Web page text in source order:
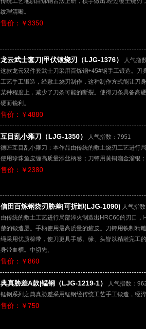
纹理清晰。
售价：￥3350
龙云武士套刀|甲伏锻烧刃（LJG-1376）
人气指
这款龙云双件套武士刀采用百炼钢+45#钢手工锻造。
工艺手工锻造，经敷土烧刃制作，这种制作方式能让刀
某种程度上，减少了刀条可能的断裂。使得刀条具备高
硬而锐利。
售价：￥4880
互目乱小雍刀（LJG-1350）
人气指数：7951
德匠互目乱小雍刀：本作品由传统的敷土烧刃工艺进行
使用珍珠鱼皮缠高质量添丝柄卷；刀镡用黄铜溜金溜
售价：￥2380
信田百炼钢烧刃胁差|可折卸(LJG-1090) 人气指
由传统的敷土工艺进行局部淬火制造出HRC60的刃口
楚的锻造层。手柄使用最高质量的鲛皮。刀镡用铁制精
绳采用优质棉带，使刀更具手感。缘、头皆以精雕完工
身带血槽。中切先。
售价：￥860
典真胁差A款|锰钢（LJG-1219-1）
人气指数：
锰钢系列之典真胁差采用锰钢经传统工艺手工锻造，经
售价：￥750